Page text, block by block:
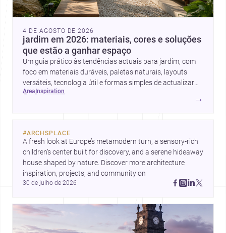
4 DE AGOSTO DE 2026
jardim em 2026: materiais, cores e soluções
que estão a ganhar espaço
Um guia prático às tendências actuais para jardim, com
foco em materiais duráveis, paletas naturais, layouts
versáteis, tecnologia útil e formas simples de actualizar
sem obras totais.
area inspiration
→
#ARCHSPLACE
A fresh look at Europe’s metamodern turn, a sensory-rich
children’s center built for discovery, and a serene hideaway
house shaped by nature. Discover more architecture
30 de julho de 2026